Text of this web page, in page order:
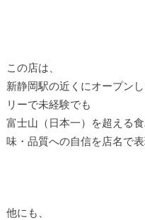
この店は、
新静岡駅の近くにオープン
リーで未経験でも
富士山（日本一）を超える
味・品質への自信を店名で
他にも、